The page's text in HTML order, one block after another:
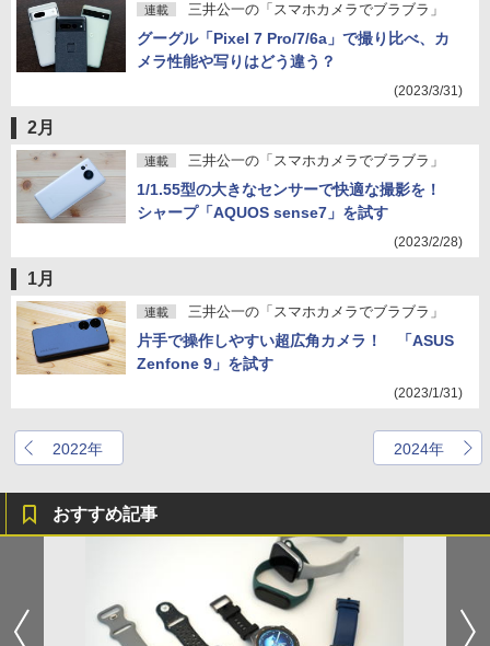
連載 三井公一の「スマホカメラでブラブラ」
グーグル「Pixel 7 Pro/7/6a」で撮り比べ、カ
メラ性能や写りはどう違う？
(2023/3/31)
2月
連載 三井公一の「スマホカメラでブラブラ」
1/1.55型の大きなセンサーで快適な撮影を！
シャープ「AQUOS sense7」を試す
(2023/2/28)
1月
連載 三井公一の「スマホカメラでブラブラ」
片手で操作しやすい超広角カメラ！ 「ASUS
Zenfone 9」を試す
(2023/1/31)
2022年 2024年
おすすめ記事